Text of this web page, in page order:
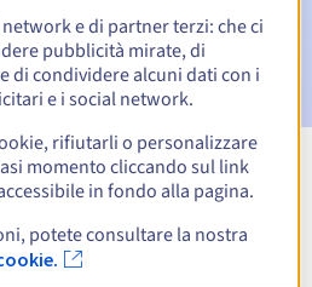
Grace Periodper notificare la
dominio
le estensioni
su .rel.pro
e di partner terzi: che ci
pubblicità mirate, di
di condividere alcuni dati con i
e i social network.
rifiutarli o personalizzare
momento cliccando sul link
in fondo alla pagina.
potete consultare la nostra